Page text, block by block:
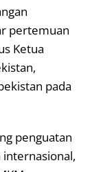
pertemuan
Ketua
pada
penguatan